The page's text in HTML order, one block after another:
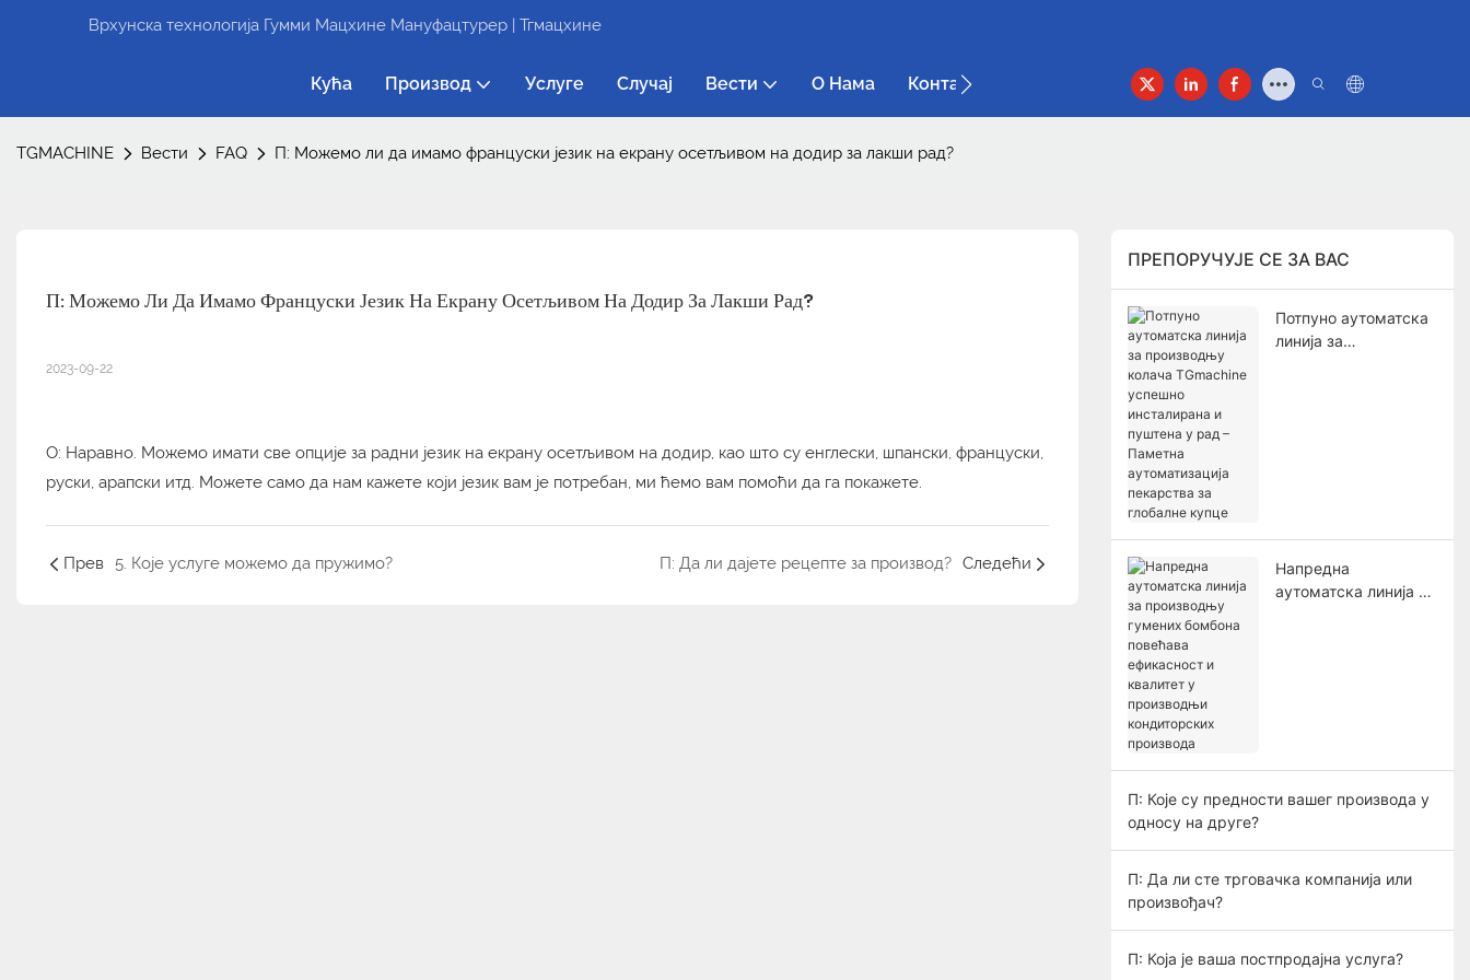
Врхунска технологија Гумми Мацхине Мануфацтурер | Тгмацхине
Кућа Производ Услуге Случај Вести О Нама Контакт
TGMACHINE Вести FAQ П: Можемо ли да имамо француски језик на екрану осетљивом на додир за лакши рад?
П: Можемо Ли Да Имамо Француски Језик На Екрану Осетљивом На Додир За Лакши Рад?
2023-09-22
О: Наравно. Можемо имати све опције за радни језик на екрану осетљивом на додир, као што су енглески, шпански, француски,
руски, арапски итд. Можете само да нам кажете који језик вам је потребан, ми ћемо вам помоћи да га покажете.
Прев 5. Које услуге можемо да пружимо? П: Да ли дајете рецепте за производ? Следећи
ПРЕПОРУЧУЈЕ СЕ ЗА ВАС
Потпуно аутоматска
линија за
Напредна
аутоматска линија за
П: Које су предности вашег производа у
односу на друге?
П: Да ли сте трговачка компанија или
произвођач?
П: Која је ваша постпродајна услуга?